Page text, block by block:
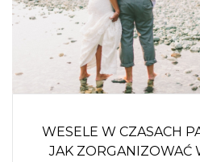
WESELE W CZASACH
JAK ZORGANIZOWAĆ